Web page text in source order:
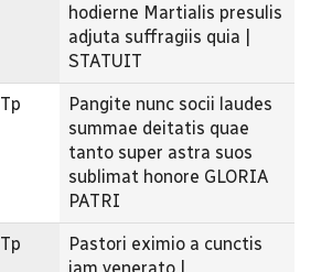
hodierne Martialis presulis
adjuta suffragiis quia |
STATUIT
Tp
Pangite nunc socii laudes
summae deitatis quae
tanto super astra suos
sublimat honore GLORIA
PATRI
Tp
Pastori eximio a cunctis